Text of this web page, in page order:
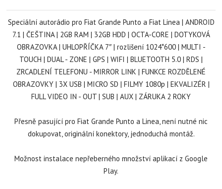
Speciální autorádio pro Fiat Grande Punto a Fiat Linea | ANDROID
7.1 | ČEŠTINA | 2GB RAM | 32GB HDD | OCTA-CORE | DOTYKOVÁ
OBRAZOVKA | UHLOPŘÍČKA 7″| rozlišení 1024*600 | MULTI -
TOUCH | DUAL - ZONE | GPS | WIFI | BLUETOOTH 5.0 | RDS |
ZRCADLENÍ TELEFONU - MIRROR LINK | FUNKCE ROZDĚLENÉ
OBRAZOVKY | 3X USB | MICRO SD | FILMY 1080p | EKVALIZÉR |
FULL VIDEO IN - OUT | SUB | AUX | ZÁRUKA 2 ROKY
Přesně pasující pro Fiat Grande Punto a Linea, není nutné nic
dokupovat, originální konektory, jednoduchá montáž.
Možnost instalace nepřeberného množství aplikací z Google
Play.